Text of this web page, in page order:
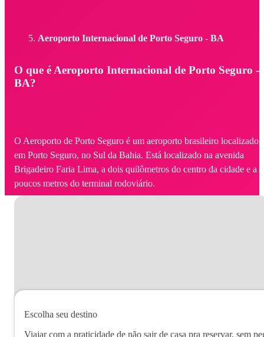
Aeroporto Internacional de Porto Seguro - BA
O que é Aeroporto Internacional de Porto Seguro -
BA?
O Aeroporto de Porto Seguro é um aeroporto brasileiro localizado
em Porto Seguro, no Sul da Bahia. Está localizado na avenida
Brigadeiro Faria Lima, a dois quilômetros do centro da cidade e a
poucos metros do terminal rodoviário.
Escolha seu destino
Viajar com a praticidade de não sair de casa pra reservar, sem